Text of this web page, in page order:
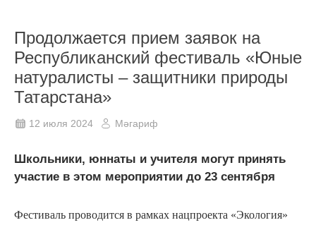
Продолжается прием заявок на
Республиканский фестиваль «Юные
натуралисты – защитники природы
Татарстана»
12 июля 2024 Мәгариф
Школьники, юннаты и учителя могут принять
участие в этом мероприятии до 23 сентября
Фестиваль проводится в рамках нацпроекта «Экология»